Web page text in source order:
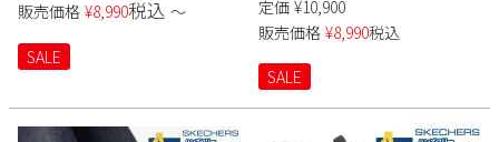
23
24 25 27 28
30
日 月 火
土
販売価格 ¥8,990税込 〜
SALE
定価 ¥10,900
販売価格 ¥8,990税込
SALE